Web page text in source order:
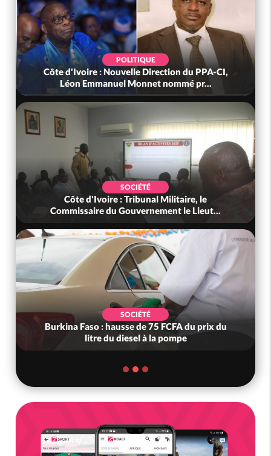
POLITIQUE
Côte d'Ivoire : Nouvelle Direction du PPA-CI,
Léon Emmanuel Monnet nommé pr...
SOCIÉTÉ
Côte d'Ivoire : Tribunal Militaire, le
Commissaire du Gouvernement le Lieut...
SOCIÉTÉ
Burkina Faso : hausse de 75 FCFA du prix du
litre du diesel à la pompe